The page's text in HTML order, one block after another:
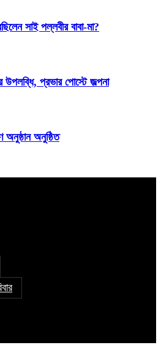
সাই পল্লবীর বাবা-মা?
উপলব্ধি, প্রভার পোস্টে জল্পনা
অনুষ্ঠান অনুষ্ঠিত